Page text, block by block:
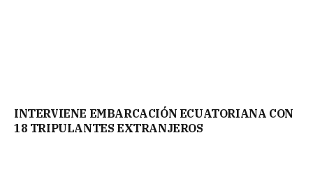
INTERVIENE EMBARCACIÓN ECUATORIANA CON
18 TRIPULANTES EXTRANJEROS